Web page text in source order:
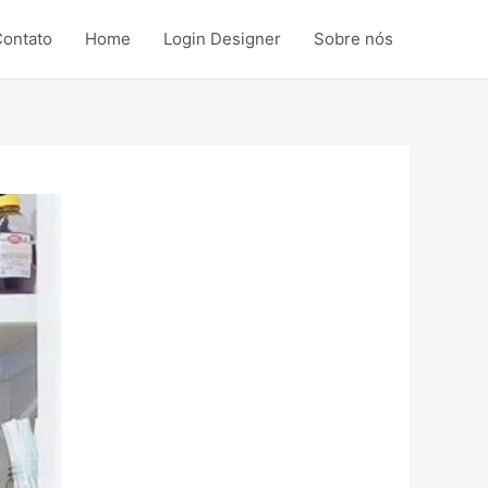
Home Login Designer Sobre nós